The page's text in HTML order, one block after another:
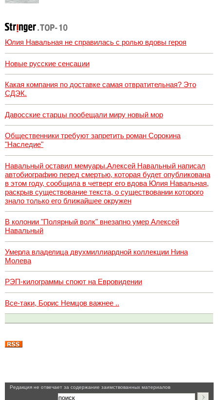
Юлия Навальная не справилась с ролью вдовы героя
Новые русские сенсации
Какая компания по доставке самая отвратительная? Это
СДЭК.
Давосские старцы пообещали миру новый мор
Общественники требуют запретить роман Сорокина
"Наследие"
Навальный оставил мемуары.Алексей Навальный написал
автобиографию перед смертью, которая будет опубликована
в этом году, сообщила в четверг его вдова Юлия Навальная,
раскрыв существование текста, о существовании которого
знало только его ближайшее окружен
В колонии "Полярный волк" внезапно умер Алексей
Навальный
Умерла владелица двухмиллиардной коллекции Нина
Молева
РЭП-килограммы споют на Евровидении
Все-таки, Борис Немцов важнее ..
Pедакция не отвечает за содержание заимствованных материалов